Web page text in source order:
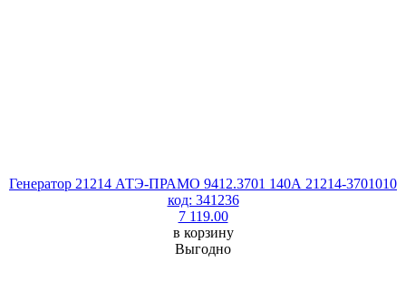
Генератор 21214 АТЭ-ПРАМО 9412.3701 140А 21214-3701010
код: 341236
7 119.00
в корзину
Выгодно